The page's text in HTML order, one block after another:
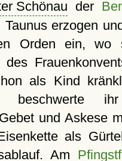
Schönau der
erzogen
Orden ein, wo
des
als Kind
beschwerte
und Askese
als
Am